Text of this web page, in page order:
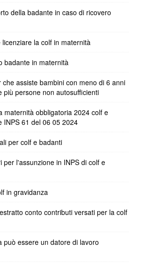
della badante in caso di ricovero
la colf in maternità
badante in maternità
che assiste bambini con meno di 6 anni
più persone non autosufficienti
maternità obbligatoria 2024 colf e
INPS 61 del 06 05 2024
per colf e badanti
per l'assunzione in INPS di colf e
in gravidanza
conto contributi versati per la colf
può essere un datore di lavoro